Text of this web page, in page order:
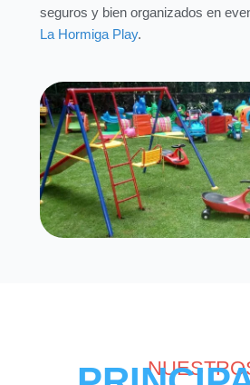
seguros y bien organizados en
La Hormiga Play.